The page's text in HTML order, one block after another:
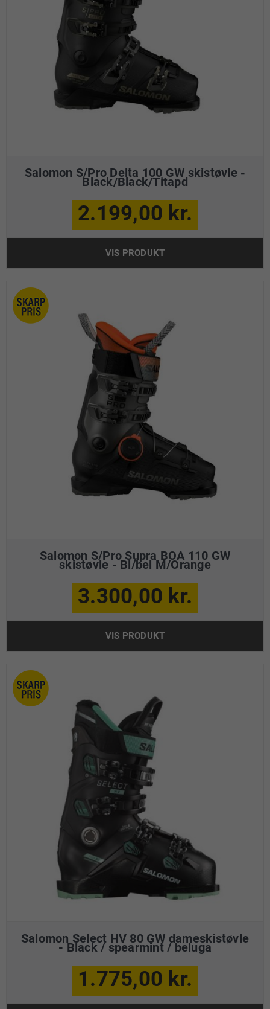
Salomon S/Pro Delta 100 GW skistøvle -
Black/Black/Titapd
2.199,00 kr.
VIS PRODUKT
Salomon S/Pro Supra BOA 110 GW
skistøvle - Bl/bel M/Orange
3.300,00 kr.
VIS PRODUKT
Salomon Select HV 80 GW dameskistøvle
- Black / spearmint / beluga
1.775,00 kr.